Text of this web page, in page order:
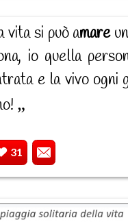
vita si può amare
io quella
e la vivo ogni
31